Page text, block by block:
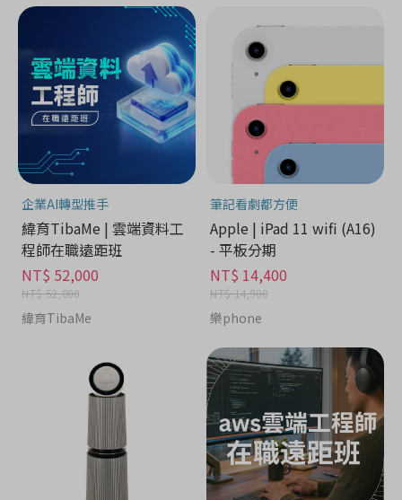
企業AI轉型推手
緯育TibaMe | 雲端資料工
程師在職遠距班
NT$ 52,000
NT$ 52,000
緯育TibaMe
筆記看劇都方便
Apple | iPad 11 wifi (A16)
- 平板分期
NT$ 14,400
NT$ 14,900
樂phone